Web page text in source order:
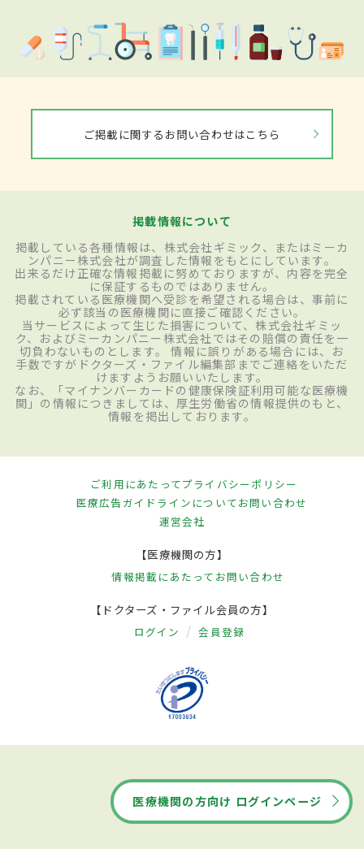
ご掲載に関するお問い合わせはこちら
掲載情報について
掲載している各種情報は、株式会社ギミック、またはミーカ
ンパニー株式会社が調査した情報をもとにしています。
出来るだけ正確な情報掲載に努めておりますが、内容を完全
に保証するものではありません。
掲載されている医療機関へ受診を希望される場合は、事前に
必ず該当の医療機関に直接ご確認ください。
当サービスによって生じた損害について、株式会社ギミッ
ク、およびミーカンパニー株式会社ではその賠償の責任を一
切負わないものとします。 情報に誤りがある場合には、お
手数ですがドクターズ・ファイル編集部までご連絡をいただ
けますようお願いいたします。
なお、「マイナンバーカードの健康保険証利用可能な医療機
関」の情報につきましては、厚生労働省の情報提供のもと、
情報を掲出しております。
ご利用にあたってプライバシーポリシー
医療広告ガイドラインについてお問い合わせ
運営会社
【医療機関の方】
情報掲載にあたって お問い合わせ
【ドクターズ・ファイル会員の方】
ログイン 会員登録
医療機関の方向け ログインページ